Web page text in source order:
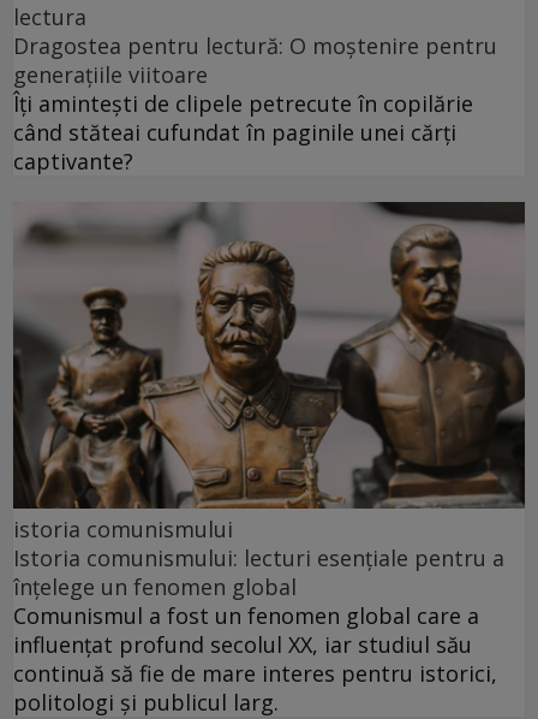
lectura
Dragostea pentru lectură: O moștenire pentru
generațiile viitoare
Îți amintești de clipele petrecute în copilărie
când stăteai cufundat în paginile unei cărți
captivante?
istoria comunismului
Istoria comunismului: lecturi esențiale pentru a
înțelege un fenomen global
Comunismul a fost un fenomen global care a
influențat profund secolul XX, iar studiul său
continuă să fie de mare interes pentru istorici,
politologi și publicul larg.